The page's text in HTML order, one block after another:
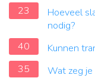
23
Hoeveel
nodig?
40
Kunnen
35
Wat zeg je